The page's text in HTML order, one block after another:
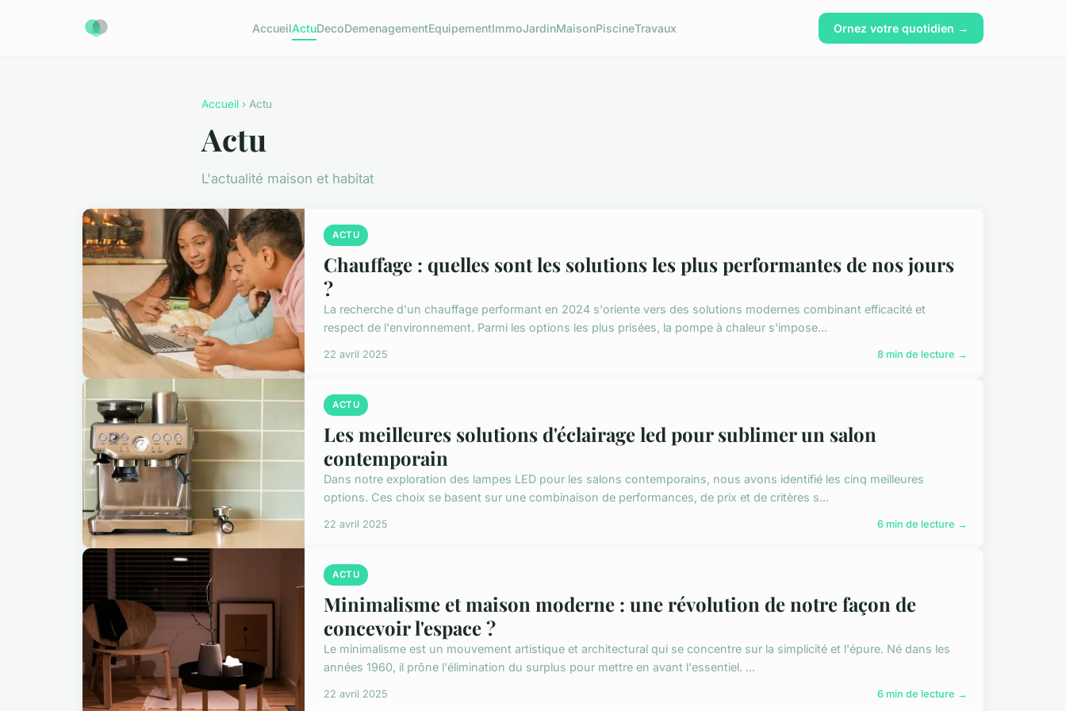
AccueilActuDecoDemenagementEquipementImmoJardinMaisonPiscineTravaux Ornez votre quotidien →
Accueil › Actu
Actu
L'actualité maison et habitat
ACTU
Chauffage : quelles sont les solutions les plus performantes de nos jours
?
La recherche d'un chauffage performant en 2024 s'oriente vers des solutions modernes combinant efficacité et
respect de l'environnement. Parmi les options les plus prisées, la pompe à chaleur s'impose...
22 avril 2025 8 min de lecture →
ACTU
Les meilleures solutions d'éclairage led pour sublimer un salon
contemporain
Dans notre exploration des lampes LED pour les salons contemporains, nous avons identifié les cinq meilleures
options. Ces choix se basent sur une combinaison de performances, de prix et de critères s...
22 avril 2025 6 min de lecture →
ACTU
Minimalisme et maison moderne : une révolution de notre façon de
concevoir l'espace ?
Le minimalisme est un mouvement artistique et architectural qui se concentre sur la simplicité et l'épure. Né dans les
années 1960, il prône l'élimination du surplus pour mettre en avant l'essentiel. ...
22 avril 2025 6 min de lecture →